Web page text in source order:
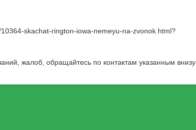
skachat-rington-iowa-nemeyu-na-zvonok.html?
жалоб, обращайтесь по контактам указанным внизу